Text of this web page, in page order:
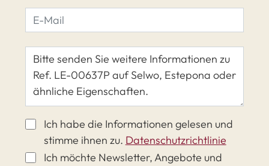
Ich habe die Informationen gelesen und
stimme ihnen zu. Datenschutzrichtlinie
Ich möchte Newsletter, Angebote und